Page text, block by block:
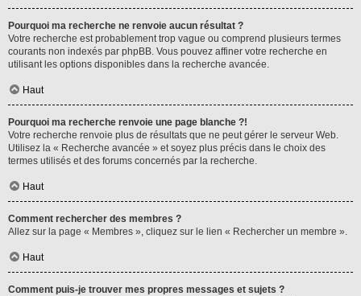
Pourquoi ma recherche ne renvoie aucun résultat ?
Votre recherche est probablement trop vague ou comprend plusieurs termes
courants non indexés par phpBB. Vous pouvez affiner votre recherche en
utilisant les options disponibles dans la recherche avancée.
Haut
Pourquoi ma recherche renvoie une page blanche ?!
Votre recherche renvoie plus de résultats que ne peut gérer le serveur Web.
Utilisez la « Recherche avancée » et soyez plus précis dans le choix des
termes utilisés et des forums concernés par la recherche.
Haut
Comment rechercher des membres ?
Allez sur la page « Membres », cliquez sur le lien « Rechercher un membre ».
Haut
Comment puis-je trouver mes propres messages et sujets ?